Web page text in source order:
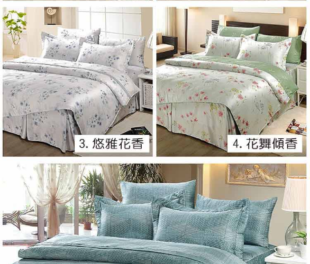
「AFTEE先享後付」，若未經同意申辦者引起之損失，本公司不負相關責
任。
４．使用「AFTEE先享後付」時，將依據個別帳號之用戶狀況，依本公司即
時審查核予不同之上限額度；若仍有額度不足之情形，本公司將視審查結果
請求用戶進行身份認證。
５．嚴禁一人註冊多個帳號或使用他人資訊註冊。若發現惡意使用之情形，
恩沛科技股份有限公司將有權停止該用戶之使用額度並採取法律行動。